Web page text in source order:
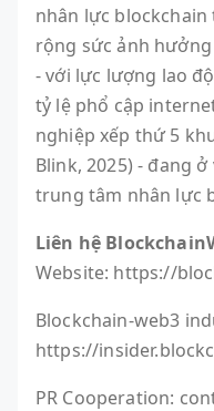
nhân lực
rộng sức ảnh
- với lực lượng lao
tỷ lệ phổ cập
nghiệp xếp thứ 5
Blink, 2025) - đang
trung tâm nhân lực
Liên hệ
Website: https://
Blockchain-web3
https://
PR Cooperation: